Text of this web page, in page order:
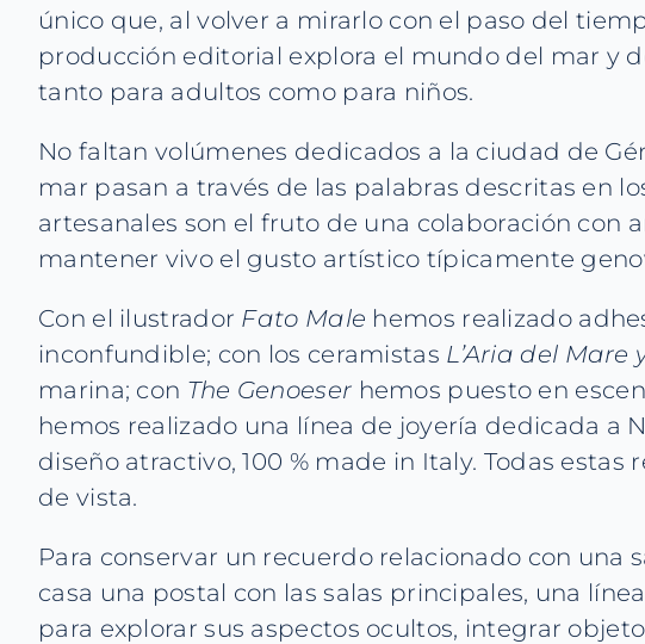
único que, al volver a mirarlo con el paso del
producción editorial explora el mundo del mar y
tanto para adultos como para niños.
No faltan volúmenes dedicados a la ciudad de
mar pasan a través de las palabras descritas en
artesanales son el fruto de una colaboración con
mantener vivo el gusto artístico típicamente
Con el ilustrador Fato Male hemos realizado
inconfundible; con los ceramistas L’Aria del Mare
marina; con The Genoeser hemos puesto en
hemos realizado una línea de joyería dedicada a
diseño atractivo, 100 % made in Italy. Todas
de vista.
Para conservar un recuerdo relacionado con una
casa una postal con las salas principales, una
para explorar sus aspectos ocultos, integrar